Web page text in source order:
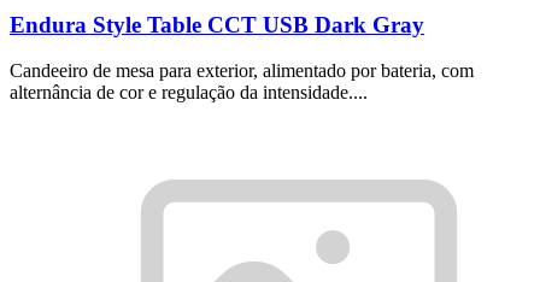
Endura Style Table CCT USB Dark Gray
Candeeiro de mesa para exterior, alimentado por bateria, com
alternância de cor e regulação da intensidade....